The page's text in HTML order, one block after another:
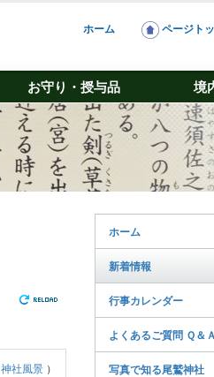
ホーム ページト
お守り・授与品 境
神社風景）
ホーム
新着情報
行事カレンダー
よくあるご質問 Ｑ＆Ａ
写真で知る尾鷲神社